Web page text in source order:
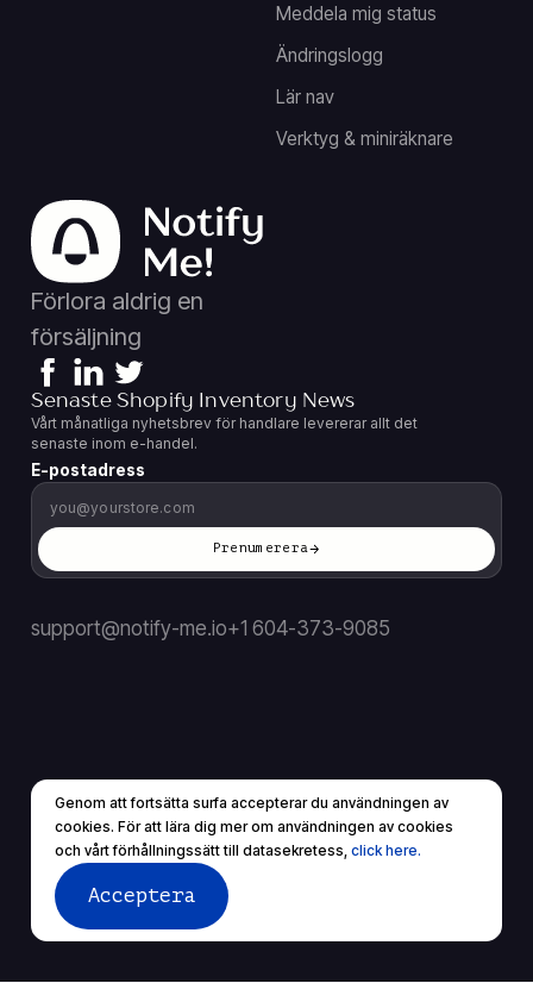
Genom att fortsätta surfa accepterar du användningen av
cookies. För att lära dig mer om användningen av cookies
och vårt förhållningssätt till datasekretess, click here.
Acceptera
Meddela mig status
Ändringslogg
Lär nav
Verktyg & miniräknare
Förlora aldrig en
försäljning
Senaste Shopify Inventory News
Vårt månatliga nyhetsbrev för handlare levererar allt det
senaste inom e-handel.
E-postadress
Prenumerera
support@notify-me.io+1 604-373-9085
SE ▼
© 2026 Alla rättigheter reserverade.
Användarvillkor